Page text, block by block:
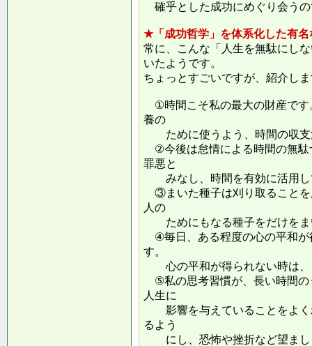
確乎とした成功にめぐり会う
★「成功哲学」を体系化した有
常に、こんな「人生を無駄にし
いたようです。
ちょっとすごいですが、紹介し
①時間こそ私の最大の財産です
養の
ために使うよう、時間の収支
②今後は怠情による時間の無駄
罪悪と
みなし、時間を有効に活用し
③まいた種子は刈り取ることを
人の
ためにもなる種子をだけをま
④毎日、ある程度の心の平和が
す。
心の平和が得られない時は、
⑤私の思考習慣が、長い時間の
人生に
影響を与えていることをよく
るよう
にし、恐怖や挫折など望まし